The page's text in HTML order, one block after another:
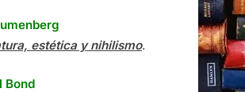
estética y nihilismo.
Bond